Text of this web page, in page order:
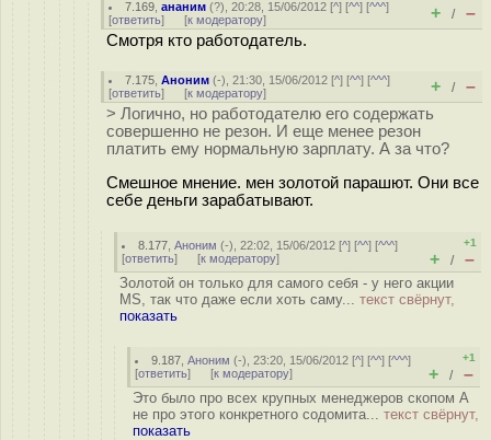
7.169 ,ананим (?), 20:28, 15/06/2012 [^] [^^] [^^^]
[ответить] [к модератору] + / –
Смотря кто работодатель.
7.175 ,Аноним (-), 21:30, 15/06/2012 [^] [^^] [^^^]
[ответить] [к модератору] + / –
> Логично, но работодателю его содержать
совершенно не резон. И еще менее резон
платить ему нормальную зарплату. А за что?
Смешное мнение. мен золотой парашют. Они все
себе деньги зарабатывают.
8.177 ,Аноним (-), 22:02, 15/06/2012 [^] [^^] [^^^]
[ответить] [к модератору]
+1
+ / –
Золотой он только для самого себя - у него акции
MS, так что даже если хоть саму... текст свёрнут,
показать
9.187 ,Аноним (-), 23:20, 15/06/2012 [^] [^^] [^^^]
[ответить] [к модератору]
+1
+ / –
Это было про всех крупных менеджеров скопом А
не про этого конкретного содомита... текст свёрнут,
показать